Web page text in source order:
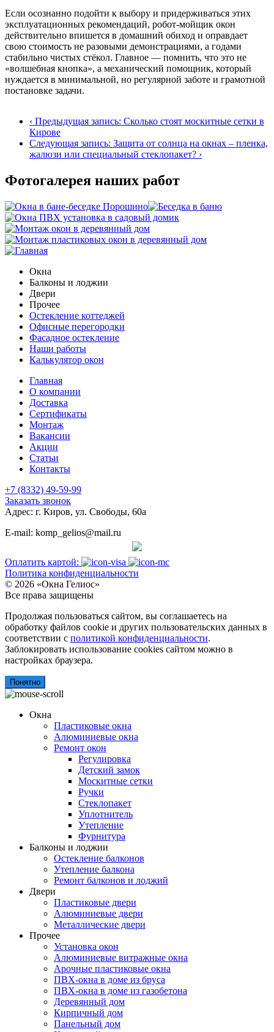
Если осознанно подойти к выбору и придерживаться этих
эксплуатационных рекомендаций, робот‑мойщик окон
действительно впишется в домашний обиход и оправдает
свою стоимость не разовыми демонстрациями, а годами
стабильно чистых стёкол. Главное — помнить, что это не
«волшебная кнопка», а механический помощник, который
нуждается в минимальной, но регулярной заботе и грамотной
постановке задачи.
‹ Предыдущая запись: Сколько стоят москитные сетки в
Кирове
Cледующая запись: Защита от солнца на окнах – пленка,
жалюзи или специальный стеклопакет? ›
Фотогалерея наших работ
Окна
Балконы и лоджии
Двери
Прочее
Остекление коттеджей
Офисные перегородки
Фасадное остекление
Наши работы
Калькулятор окон
Главная
О компании
Доставка
Сертификаты
Монтаж
Вакансии
Акции
Статьи
Контакты
+7 (8332) 49-59-99
Заказать звонок
Адрес: г. Киров, ул. Свободы, 60а
E-mail: komp_gelios@mail.ru
Оплатить картой:
Политика конфиденциальности
© 2026 «Окна Гелиос»
Все права защищены
Продолжая пользоваться сайтом, вы соглашаетесь на
обработку файлов cookie и других пользовательских данных в
соответствии с политикой конфиденциальности.
Заблокировать использование cookies сайтом можно в
настройках браузера.
Понятно
Окна
Пластиковые окна
Алюминиевые окна
Ремонт окон
Регулировка
Детский замок
Москитные сетки
Ручки
Стеклопакет
Уплотнитель
Утепление
Фурнитура
Балконы и лоджии
Остекление балконов
Утепление балкона
Ремонт балконов и лоджий
Двери
Пластиковые двери
Алюминиевые двери
Металлические двери
Прочее
Установка окон
Алюминиевые витражные окна
Арочные пластиковые окна
ПВХ-окна в доме из бруса
ПВХ-окна в доме из газобетона
Деревянный дом
Кирпичный дом
Панельный дом